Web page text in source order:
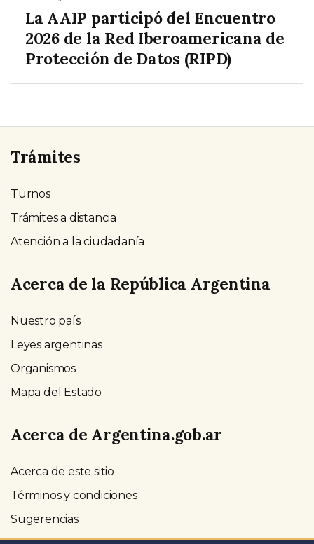
La AAIP participó del Encuentro
2026 de la Red Iberoamericana de
Protección de Datos (RIPD)
Trámites
Turnos
Trámites a distancia
Atención a la ciudadanía
Acerca de la República Argentina
Nuestro país
Leyes argentinas
Organismos
Mapa del Estado
Acerca de Argentina.gob.ar
Acerca de este sitio
Términos y condiciones
Sugerencias